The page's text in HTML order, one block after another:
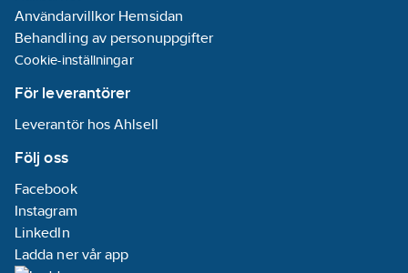
Användarvillkor Hemsidan
Behandling av personuppgifter
Cookie-inställningar
För leverantörer
Leverantör hos Ahlsell
Följ oss
Facebook
Instagram
LinkedIn
Ladda ner vår app